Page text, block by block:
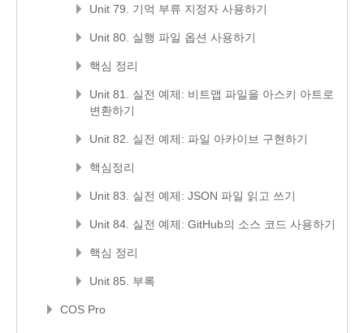
Unit 79. 기억 부류 지정자 사용하기
Unit 80. 실행 파일 옵션 사용하기
핵심 정리
Unit 81. 실전 예제: 비트맵 파일을 아스키 아트로
변환하기
Unit 82. 실전 예제: 파일 아카이브 구현하기
핵심정리
Unit 83. 실전 예제: JSON 파일 읽고 쓰기
Unit 84. 실전 예제: GitHub의 소스 코드 사용하기
핵심 정리
Unit 85. 부록
COS Pro